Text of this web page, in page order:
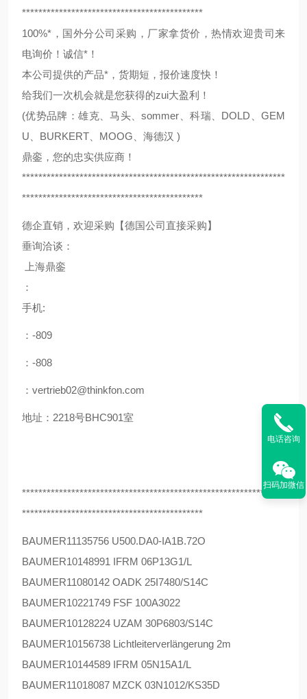
********************************************
100%*，国外分公司采购，厂家拿货价，热情欢迎贵司来
电询价！诚信*！
本公司提供的产品*，货期短，报价速度快！
给我们一次机会就是您获得的zui大盈利！
(优势品牌：雄克、马头、sommer、科瑞、DOLD、GEM
U、BURKERT、MOOG、海德汉 )
鼎銮，您的忠实供应商！
****************************************************************
********************************************
德企直销，欢迎采购【德国公司直接采购】
垂询洽谈：
上海鼎銮
：
手机:
：-809
：-808
：vertrieb02@thinkfon.com
地址：2218号BHC901室
****************************************************************
********************************************
BAUMER11135756 U500.DA0-IA1B.72O
BAUMER10148991 IFRM 06P13G1/L
BAUMER11080142 OADK 25I7480/S14C
BAUMER10221749 FSF 100A3022
BAUMER10128224 UZAM 30P6803/S14C
BAUMER10156738 Lichtleiterverlängerung 2m
BAUMER10144589 IFRM 05N15A1/L
BAUMER11018087 MZCK 03N1012/KS35D
电话咨询
扫码加微信